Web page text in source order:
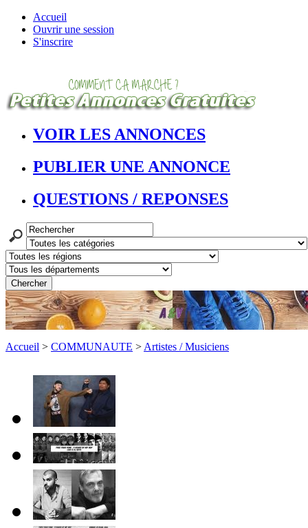
Accueil
Ouvrir une session
S'inscrire
VOIR LES ANNONCES
PUBLIER UNE ANNONCE
QUESTIONS / REPONSES
Accueil > COMMUNAUTE > Artistes / Musiciens